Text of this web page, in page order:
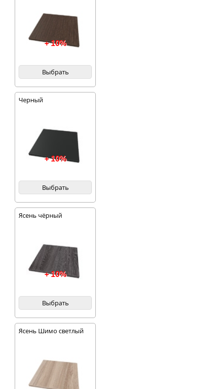
+ 10%
Выбрать
Черный
+ 10%
Выбрать
Ясень чёрный
+ 10%
Выбрать
Ясень Шимо светлый